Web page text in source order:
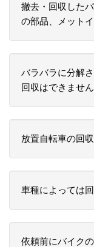
撤去・回収した
の部品、メット
バラバラに分解
回収はできません
放置自転車の回
車種によっては
依頼前にバイク